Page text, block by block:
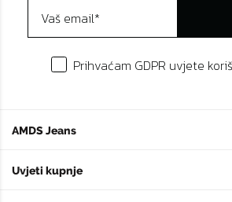
AMDS Jeans
Uvjeti kupnje
Prihvaćam GDPR uvjete